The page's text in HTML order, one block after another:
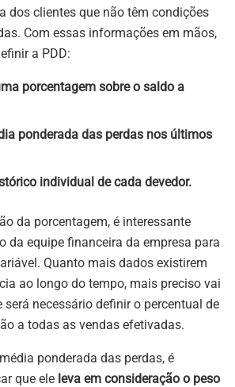
dos clientes que não têm condições
Com essas informações em mãos,
a PDD:
porcentagem sobre o saldo a
ponderada das perdas nos últimos
individual de cada devedor.
da porcentagem, é interessante
da equipe financeira da empresa para
Quanto mais dados existirem
ao longo do tempo, mais preciso vai
será necessário definir o percentual de
a todas as vendas efetivadas.
ponderada das perdas, é
que ele leva em consideração o peso